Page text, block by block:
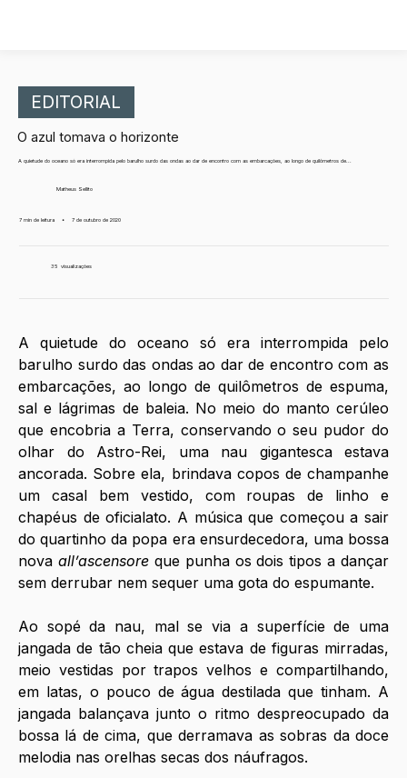
EDITORIAL
O azul tomava o horizonte
A quietude do oceano só era interrompida pelo barulho surdo das ondas ao dar de encontro com as embarcações, ao longo de quilômetros de...
Matheus Sellito
7 min de leitura • 7 de outubro de 2020
35 visualizações
A quietude do oceano só era interrompida pelo
barulho surdo das ondas ao dar de encontro com as
embarcações, ao longo de quilômetros de espuma,
sal e lágrimas de baleia. No meio do manto cerúleo
que encobria a Terra, conservando o seu pudor do
olhar do Astro-Rei, uma nau gigantesca estava
ancorada. Sobre ela, brindava copos de champanhe
um casal bem vestido, com roupas de linho e
chapéus de oficialato. A música que começou a sair
do quartinho da popa era ensurdecedora, uma bossa
nova all’ascensore que punha os dois tipos a dançar
sem derrubar nem sequer uma gota do espumante.
Ao sopé da nau, mal se via a superfície de uma
jangada de tão cheia que estava de figuras mirradas,
meio vestidas por trapos velhos e compartilhando,
em latas, o pouco de água destilada que tinham. A
jangada balançava junto o ritmo despreocupado da
bossa lá de cima, que derramava as sobras da doce
melodia nas orelhas secas dos náufragos.